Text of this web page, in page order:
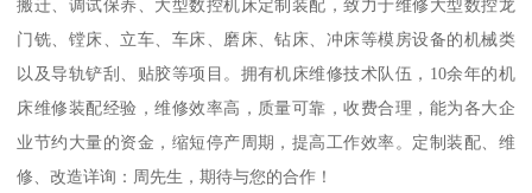
搬迁、调试保养、大型数控机床定制装配，致力于维修大型数控龙
门铣、镗床、立车、车床、磨床、钻床、冲床等模房设备的机械类
以及导轨铲刮、贴胶等项目。拥有机床维修技术队伍，10余年的机
床维修装配经验，维修效率高，质量可靠，收费合理，能为各大企
业节约大量的资金，缩短停产周期，提高工作效率。定制装配、维
修、改造详询：周先生，期待与您的合作！